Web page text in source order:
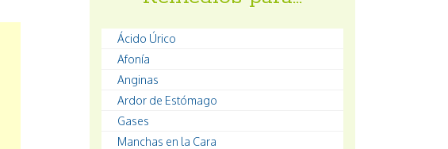
Ácido Úrico
Afonía
Anginas
Ardor de Estómago
Gases
Manchas en la Cara